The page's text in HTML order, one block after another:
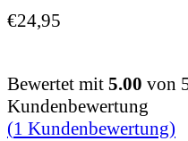
€24,95
Bewertet mit 5.00 von
Kundenbewertung
(1 Kundenbewertung)